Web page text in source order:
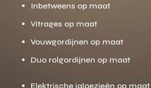
Inbetweens op maat
Vitrages op maat
Vouwgordijnen op maat
Duo rolgordijnen op maat
Elektrische jaloezieën op maat